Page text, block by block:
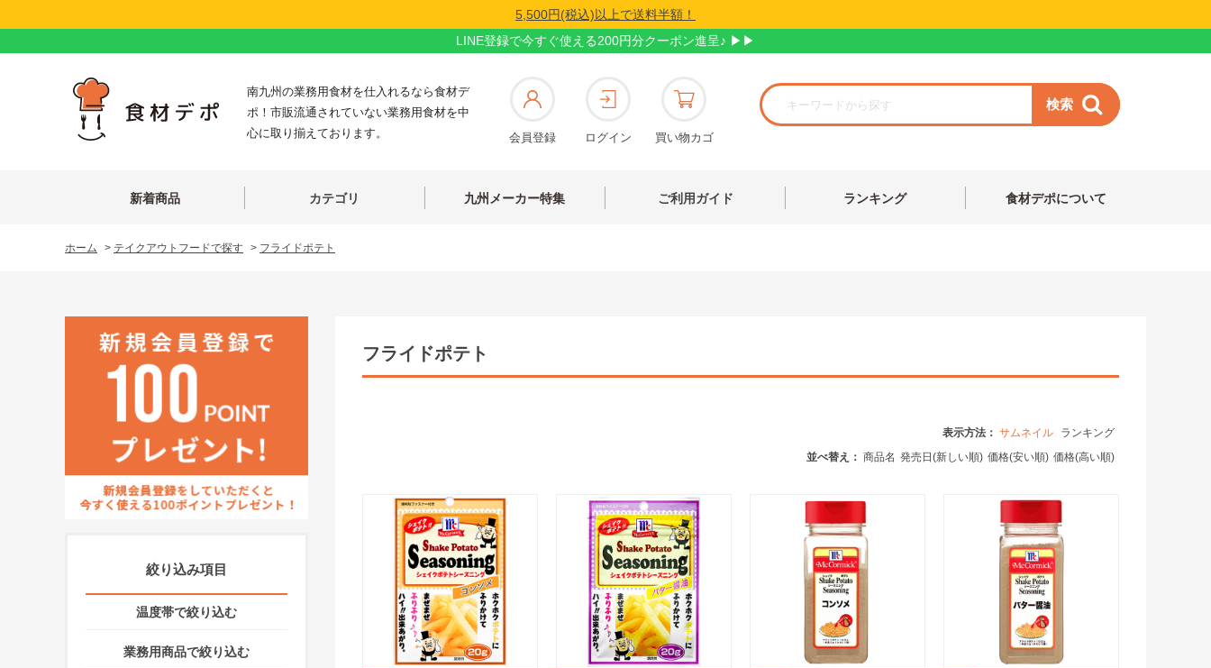
5,500円(税込)以上で送料半額！
LINE登録で今すぐ使える200円分クーポン進呈♪ ▶▶
南九州の業務用食材を仕入れるなら食材デ
ポ！市販流通されていない業務用食材を中
心に取り揃えております。
会員登録 ログイン 買い物カゴ
検索
新着商品 カテゴリ 九州メーカー特集 ご利用ガイド ランキング 食材デポについて
ホーム > テイクアウトフードで探す > フライドポテト
絞り込み項目
温度帯で絞り込む
業務用商品で絞り込む
フライドポテト
表示方法： サムネイル
ランキング
並べ替え： 商品名 発売日(新しい順) 価格(安い順) 価格(高い順)